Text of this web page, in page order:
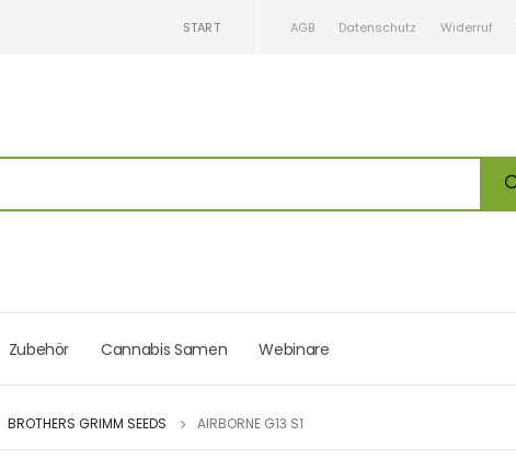
START AGB Datenschutz Widerruf
Zubehör Cannabis Samen Webinare
BROTHERS GRIMM SEEDS AIRBORNE G13 S1